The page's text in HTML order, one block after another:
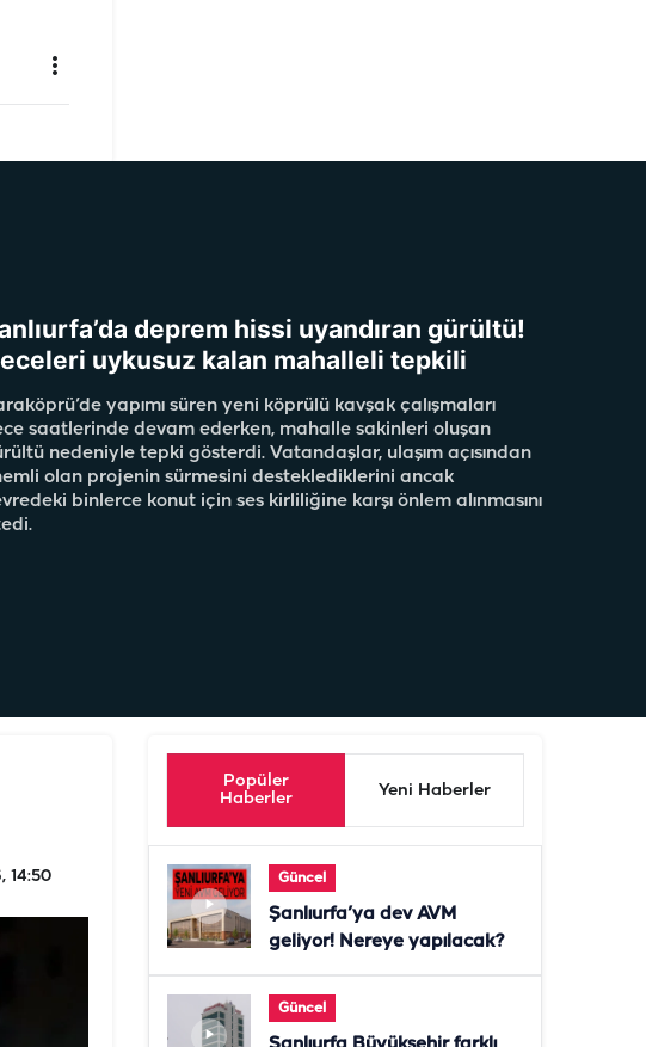
deprem hissi uyandıran gürültü!
uykusuz kalan mahalleli tepkili
yapımı süren yeni köprülü kavşak çalışmaları
saatlerinde devam ederken, mahalle sakinleri oluşan
nedeniyle tepki gösterdi. Vatandaşlar, ulaşım açısından
olan projenin sürmesini desteklediklerini ancak
binlerce konut için ses kirliliğine karşı önlem alınmasını
14:50
Popüler
Haberler
Yeni Haberler
Güncel
Şanlıurfa’ya dev AVM
geliyor! Nereye yapılacak?
Güncel